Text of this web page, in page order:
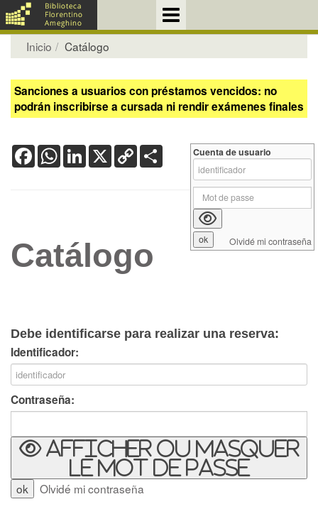
Inicio Catálogo
Sanciones a usuarios con préstamos vencidos: no
podrán inscribirse a cursada ni rendir exámenes finales
FacebookWhatsApp
LinkedIn
X Copy
Link
Catálogo
Debe identificarse para realizar una reserva:
Identificador:
Contraseña:
Afficher ou masquer
le mot de passe
Olvidé mi contraseña
Cuenta de usuario
Olvidé mi contraseña